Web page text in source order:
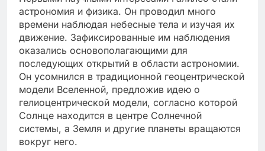
астрономия и физика. Он проводил много
времени наблюдая небесные тела и изучая их
движение. Зафиксированные им наблюдения
оказались основополагающими для
последующих открытий в области астрономии.
Он усомнился в традиционной геоцентрической
модели Вселенной, предложив идею о
гелиоцентрической модели, согласно которой
Солнце находится в центре Солнечной
системы, а Земля и другие планеты вращаются
вокруг него.